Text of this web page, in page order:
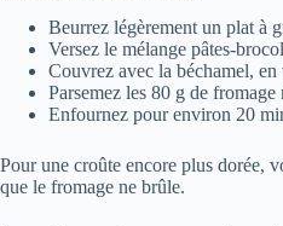
Beurrez légèrement un plat à
Versez le mélange pâtes-
Couvrez avec la béchamel,
Parsemez les 80 g de
Enfournez pour environ 20
Pour une croûte encore plus dorée,
que le fromage ne brûle.